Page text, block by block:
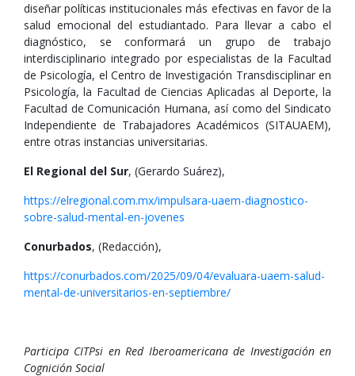
diseñar políticas institucionales más efectivas en favor de la
salud emocional del estudiantado. Para llevar a cabo el
diagnóstico, se conformará un grupo de trabajo
interdisciplinario integrado por especialistas de la Facultad
de Psicología, el Centro de Investigación Transdisciplinar en
Psicología, la Facultad de Ciencias Aplicadas al Deporte, la
Facultad de Comunicación Humana, así como del Sindicato
Independiente de Trabajadores Académicos (SITAUAEM),
entre otras instancias universitarias.
El Regional del Sur, (Gerardo Suárez),
https://elregional.com.mx/impulsara-uaem-diagnostico-
sobre-salud-mental-en-jovenes
Conurbados, (Redacción),
https://conurbados.com/2025/09/04/evaluara-uaem-salud-
mental-de-universitarios-en-septiembre/
Participa CITPsi en Red Iberoamericana de Investigación en
Cognición Social